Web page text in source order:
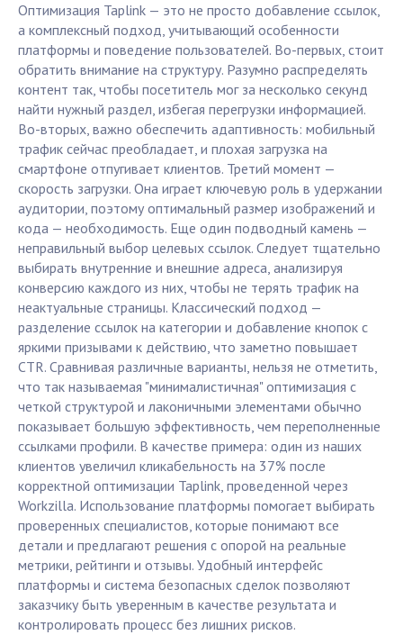
Оптимизация Taplink — это не просто добавление ссылок,
а комплексный подход, учитывающий особенности
платформы и поведение пользователей. Во-первых, стоит
обратить внимание на структуру. Разумно распределять
контент так, чтобы посетитель мог за несколько секунд
найти нужный раздел, избегая перегрузки информацией.
Во-вторых, важно обеспечить адаптивность: мобильный
трафик сейчас преобладает, и плохая загрузка на
смартфоне отпугивает клиентов. Третий момент —
скорость загрузки. Она играет ключевую роль в удержании
аудитории, поэтому оптимальный размер изображений и
кода — необходимость. Еще один подводный камень —
неправильный выбор целевых ссылок. Следует тщательно
выбирать внутренние и внешние адреса, анализируя
конверсию каждого из них, чтобы не терять трафик на
неактуальные страницы. Классический подход —
разделение ссылок на категории и добавление кнопок с
яркими призывами к действию, что заметно повышает
CTR. Сравнивая различные варианты, нельзя не отметить,
что так называемая "минималистичная" оптимизация с
четкой структурой и лаконичными элементами обычно
показывает большую эффективность, чем переполненные
ссылками профили. В качестве примера: один из наших
клиентов увеличил кликабельность на 37% после
корректной оптимизации Taplink, проведенной через
Workzilla. Использование платформы помогает выбирать
проверенных специалистов, которые понимают все
детали и предлагают решения с опорой на реальные
метрики, рейтинги и отзывы. Удобный интерфейс
платформы и система безопасных сделок позволяют
заказчику быть уверенным в качестве результата и
контролировать процесс без лишних рисков.